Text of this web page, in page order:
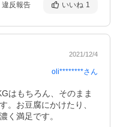
違反報告 いいね 1
2021/12/4
oli********さん
はもちろん、そのまま
。お豆腐にかけたり、
く満足です。